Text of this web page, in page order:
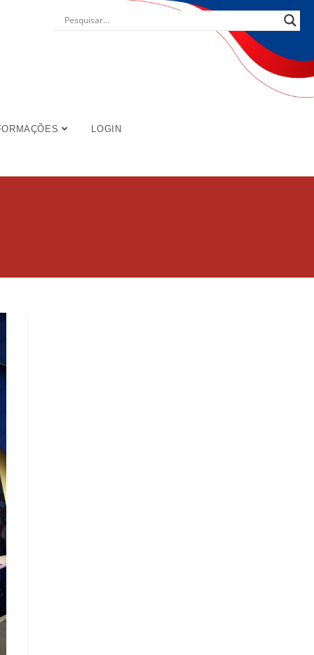
LOGIN